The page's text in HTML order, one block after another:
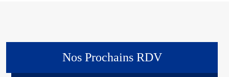
Nos Prochains RDV